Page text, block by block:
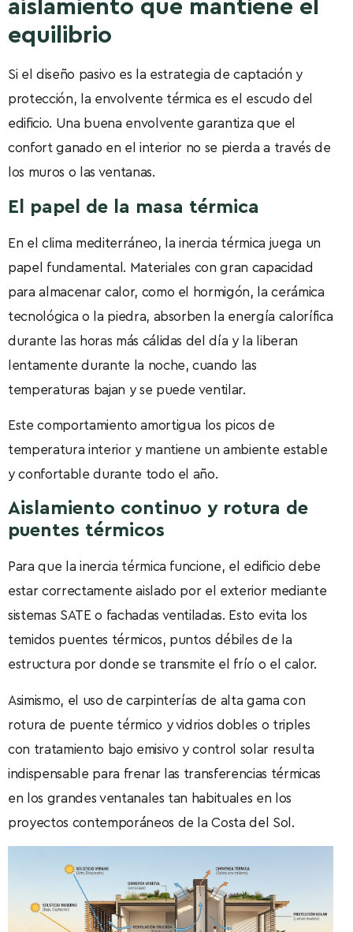
aislamiento que mantiene el
equilibrio
Si el diseño pasivo es la estrategia de captación y
protección, la envolvente térmica es el escudo del
edificio. Una buena envolvente garantiza que el
confort ganado en el interior no se pierda a través de
los muros o las ventanas.
El papel de la masa térmica
En el clima mediterráneo, la inercia térmica juega un
papel fundamental. Materiales con gran capacidad
para almacenar calor, como el hormigón, la cerámica
tecnológica o la piedra, absorben la energía calorífica
durante las horas más cálidas del día y la liberan
lentamente durante la noche, cuando las
temperaturas bajan y se puede ventilar.
Este comportamiento amortigua los picos de
temperatura interior y mantiene un ambiente estable
y confortable durante todo el año.
Aislamiento continuo y rotura de
puentes térmicos
Para que la inercia térmica funcione, el edificio debe
estar correctamente aislado por el exterior mediante
sistemas SATE o fachadas ventiladas. Esto evita los
temidos puentes térmicos, puntos débiles de la
estructura por donde se transmite el frío o el calor.
Asimismo, el uso de carpinterías de alta gama con
rotura de puente térmico y vidrios dobles o triples
con tratamiento bajo emisivo y control solar resulta
indispensable para frenar las transferencias térmicas
en los grandes ventanales tan habituales en los
proyectos contemporáneos de la Costa del Sol.